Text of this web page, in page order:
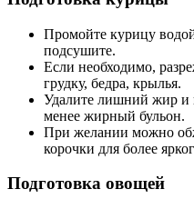
Промойте курицу
подсушите.
Если необходимо,
грудку, бедра, крылья.
Удалите лишний жир и
менее жирный бульон.
При желании можно
корочки для более
Подготовка овощей